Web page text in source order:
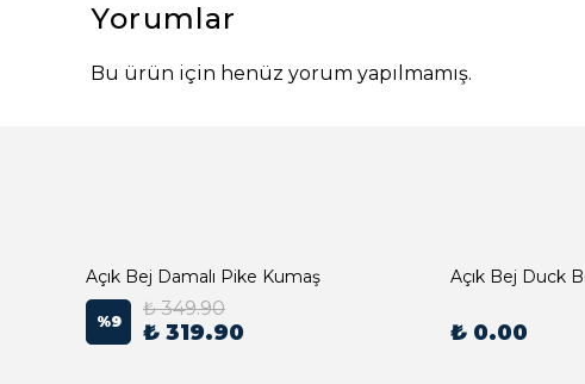
Yorumlar
Bu ürün için henüz yorum yapılmamış.
Açık Bej Damalı Pike Kumaş
%9
₺ 349.90
₺ 319.90 ₺ 0.00